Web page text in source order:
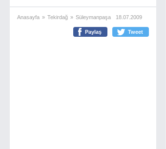
Anasayfa » Tekirdağ » Süleymanpaşa 18.07.2009
Paylaş Tweet